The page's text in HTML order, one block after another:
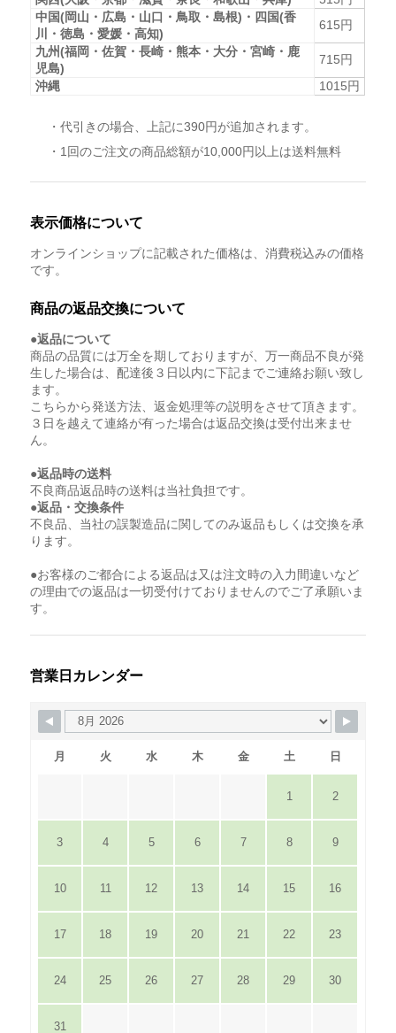
中国(岡山・広島・山口・鳥取・島根)・四国(香
川・徳島・愛媛・高知)
615円
九州(福岡・佐賀・長崎・熊本・大分・宮崎・鹿
児島)
715円
沖縄
1015円
・代引きの場合、上記に390円が追加されます。
・1回のご注文の商品総額が10,000円以上は送料無料
表示価格について
オンラインショップに記載された価格は、消費税込みの価格
です。
商品の返品交換について
●返品について
商品の品質には万全を期しておりますが、万一商品不良が発
生した場合は、配達後３日以内に下記までご連絡お願い致し
ます。
こちらから発送方法、返金処理等の説明をさせて頂きます。
３日を越えて連絡が有った場合は返品交換は受付出来ませ
ん。
●返品時の送料
不良商品返品時の送料は当社負担です。
●返品・交換条件
不良品、当社の誤製造品に関してのみ返品もしくは交換を承
ります。
●お客様のご都合による返品は又は注文時の入力間違いなど
の理由での返品は一切受付けておりませんのでご了承願いま
す。
営業日カレンダー
月 火 水 木 金 土 日
1 2
3 4 5 6 7 8 9
10 11 12 13 14 15 16
17 18 19 20 21 22 23
24 25 26 27 28 29 30
31